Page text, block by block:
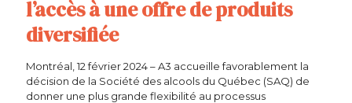
l’accès à une offre de produits
diversifiée
Montréal, 12 février 2024 – A3 accueille favorablement la
décision de la Société des alcools du Québec (SAQ) de
donner une plus grande flexibilité au processus